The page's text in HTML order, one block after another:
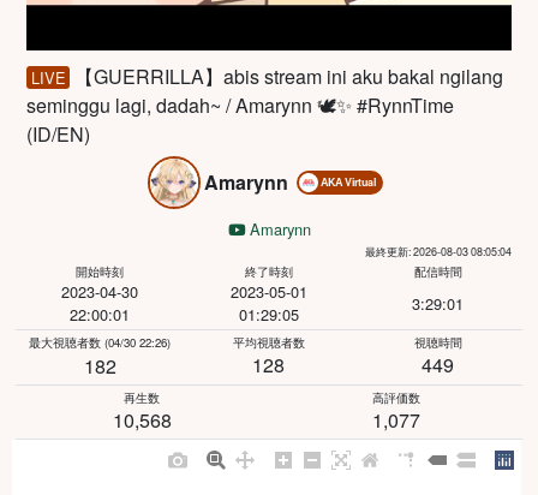
LIVE
【GUERRILLA】abis stream ini aku bakal ngilang
seminggu lagi, dadah~ / Amarynn 🕊️✨ #RynnTime
(ID/EN)
Amarynn
AKA Virtual
Amarynn
最終更新: 2026-08-03 08:05:04
開始時刻
2023-04-30
22:00:01
終了時刻
2023-05-01
01:29:05
配信時間
3:29:01
最大視聴者数 (04/30 22:26)
182
平均視聴者数
128
視聴時間
449
再生数
10,568
高評価数
1,077